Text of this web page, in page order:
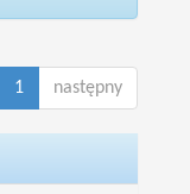
1 następny